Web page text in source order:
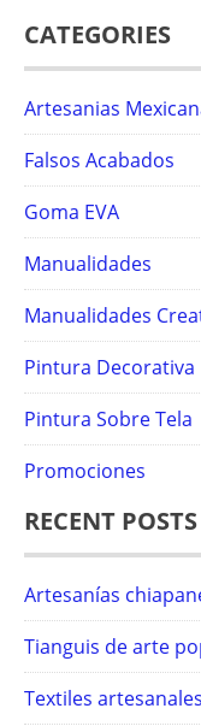
CATEGORIES
Artesanias
Falsos Acabados
Goma EVA
Manualidades
Manualidades
Pintura Decorativa
Pintura Sobre Tela
Promociones
RECENT POSTS
Artesanías
Tianguis de arte
Textiles